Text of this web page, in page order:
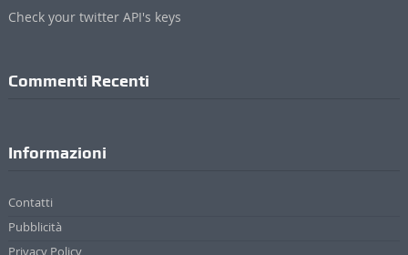
Check your twitter API's keys
Commenti Recenti
Informazioni
Contatti
Pubblicità
Privacy Policy